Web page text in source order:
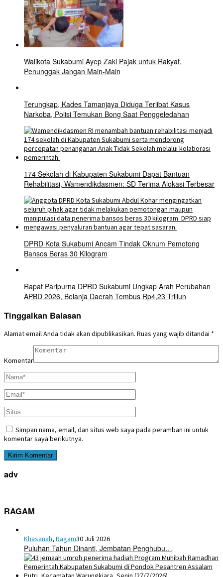
Walikota Sukabumi Ayep Zaki Pajak untuk Rakyat,
Penunggak Jangan Main-Main
Terungkap, Kades Tamanjaya Diduga Terlibat Kasus
Narkoba, Polisi Temukan Bong Saat Penggeledahan
174 Sekolah di Kabupaten Sukabumi Dapat Bantuan
Rehabilitasi, Wamendikdasmen: SD Terima Alokasi Terbesar
DPRD Kota Sukabumi Ancam Tindak Oknum Pemotong
Bansos Beras 30 Kilogram
Rapat Paripurna DPRD Sukabumi Ungkap Arah Perubahan
APBD 2026, Belanja Daerah Tembus Rp4,23 Triliun
Tinggalkan Balasan
Alamat email Anda tidak akan dipublikasikan. Ruas yang wajib ditandai *
Komentar
Simpan nama, email, dan situs web saya pada peramban ini untuk
komentar saya berikutnya.
adv
RAGAM
Khasanah, Ragam30 Juli 2026
Puluhan Tahun Dinanti, Jembatan Penghubu…